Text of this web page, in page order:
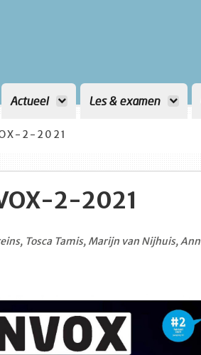
Actueel Les & examen
2-2021
2-2021
Tosca Tamis, Marijn van Nijhuis,